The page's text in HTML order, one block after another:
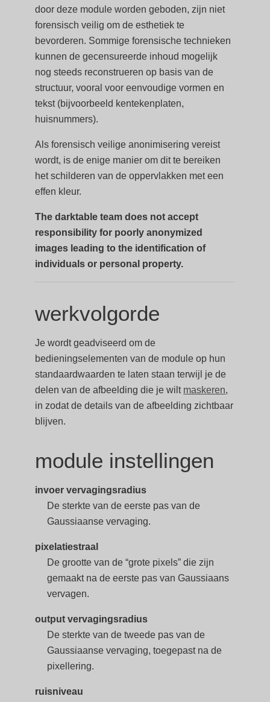
door deze module worden geboden, zijn niet
forensisch veilig om de esthetiek te
bevorderen. Sommige forensische technieken
kunnen de gecensureerde inhoud mogelijk
nog steeds reconstrueren op basis van de
structuur, vooral voor eenvoudige vormen en
tekst (bijvoorbeeld kentekenplaten,
huisnummers).
Als forensisch veilige anonimisering vereist
wordt, is de enige manier om dit te bereiken
het schilderen van de oppervlakken met een
effen kleur.
The darktable team does not accept
responsibility for poorly anonymized
images leading to the identification of
individuals or personal property.
werkvolgorde
Je wordt geadviseerd om de
bedieningselementen van de module op hun
standaardwaarden te laten staan terwijl je de
delen van de afbeelding die je wilt maskeren,
in zodat de details van de afbeelding zichtbaar
blijven.
module instellingen
invoer vervagingsradius
De sterkte van de eerste pas van de
Gaussiaanse vervaging.
pixelatiestraal
De grootte van de “grote pixels” die zijn
gemaakt na de eerste pas van Gaussiaans
vervagen.
output vervagingsradius
De sterkte van de tweede pas van de
Gaussiaanse vervaging, toegepast na de
pixellering.
ruisniveau